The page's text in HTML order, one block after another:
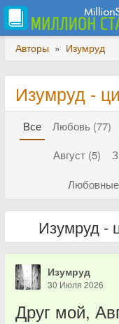
Авторы » Изумруд
Изумруд -
Все Любовь (77)
Август (5)
Любовные
Изумруд -
Изумруд
30 Июля 2026
Друг мой,